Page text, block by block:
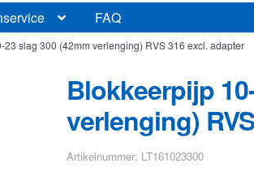
FAQ
23 slag 300 (42mm verlenging) RVS 316 excl. adapter
Blokkeerpijp
verlenging)
Artikelnummer: LT161023300